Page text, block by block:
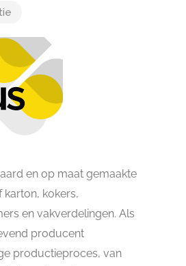
en op maat gemaakte
karton, kokers,
en vakverdelingen. Als
producent
productieproces, van